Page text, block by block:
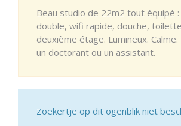
Beau studio de 22m2 tout équipé :
double, wifi rapide, douche,
deuxième étage. Lumineux.
un doctorant ou un assistant.
Zoekertje op dit ogenblik niet